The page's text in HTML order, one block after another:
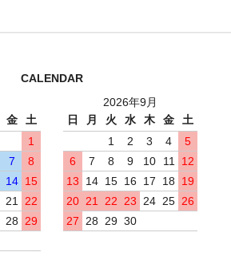
CALENDAR
金
土
1
7
8
14 15
21
22
28
29
2026年9月
日
月 火 水 木 金
土
1
2 3 4
5
6
7 8 9 10 11
12
13
14 15 16 17 18
19
20 21 22 23 24 25 26
27
28 29 30